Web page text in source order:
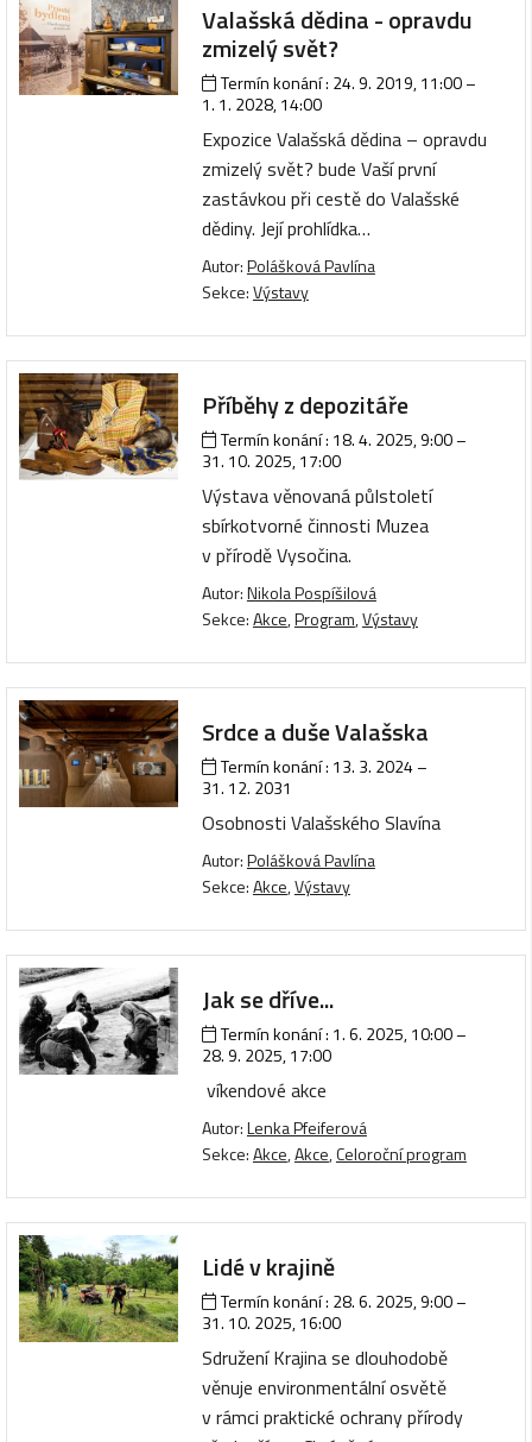
Valašská dědina - opravdu
zmizelý svět?
Termín konání : 24. 9. 2019, 11:00–
1. 1. 2028, 14:00
Expozice Valašská dědina – opravdu
zmizelý svět? bude Vaší první
zastávkou při cestě do Valašské
dědiny. Její prohlídka…
Autor:Polášková Pavlína
Sekce:Výstavy
Příběhy z depozitáře
Termín konání : 18. 4. 2025, 9:00–
31. 10. 2025, 17:00
Výstava věnovaná půlstoletí
sbírkotvorné činnosti Muzea
v přírodě Vysočina.
Autor:Nikola Pospíšilová
Sekce:Akce,Program,Výstavy
Srdce a duše Valašska
Termín konání : 13. 3. 2024–
31. 12. 2031
Osobnosti Valašského Slavína
Autor:Polášková Pavlína
Sekce:Akce,Výstavy
Jak se dříve...
Termín konání : 1. 6. 2025, 10:00–
28. 9. 2025, 17:00
víkendové akce
Autor:Lenka Pfeiferová
Sekce:Akce,Akce,Celoroční program
Lidé v krajině
Termín konání : 28. 6. 2025, 9:00–
31. 10. 2025, 16:00
Sdružení Krajina se dlouhodobě
věnuje environmentální osvětě
v rámci praktické ochrany přírody